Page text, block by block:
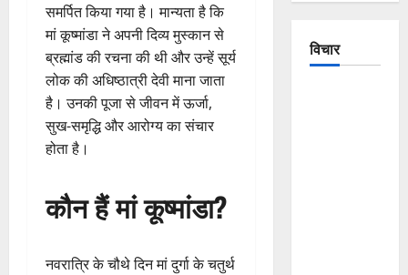
समर्पित किया गया है। मान्यता है कि
मां कूष्मांडा ने अपनी दिव्य मुस्कान से
ब्रह्मांड की रचना की थी और उन्हें सूर्य
लोक की अधिष्ठात्री देवी माना जाता
है। उनकी पूजा से जीवन में ऊर्जा,
सुख-समृद्धि और आरोग्य का संचार
होता है।
कौन हैं मां कूष्मांडा?
नवरात्रि के चौथे दिन मां दुर्गा के चतुर्थ
विचार